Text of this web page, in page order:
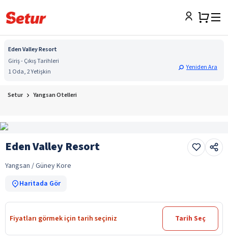
Eden Valley Resort
Giriş - Çıkış Tarihleri
1 Oda, 2 Yetişkin
Yeniden Ara
Setur Yangsan Otelleri
Eden Valley Resort
Yangsan / Güney Kore
Haritada Gör
Fiyatları görmek için tarih seçiniz Tarih Seç